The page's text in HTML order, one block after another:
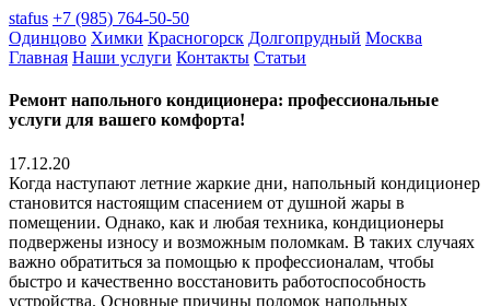
stafus +7 (985) 764-50-50
Одинцово Химки Красногорск Долгопрудный Москва
Главная Наши услуги Контакты Статьи
Ремонт напольного кондиционера: профессиональные
услуги для вашего комфорта!
17.12.20
Когда наступают летние жаркие дни, напольный кондиционер
становится настоящим спасением от душной жары в
помещении. Однако, как и любая техника, кондиционеры
подвержены износу и возможным поломкам. В таких случаях
важно обратиться за помощью к профессионалам, чтобы
быстро и качественно восстановить работоспособность
устройства. Основные причины поломок напольных